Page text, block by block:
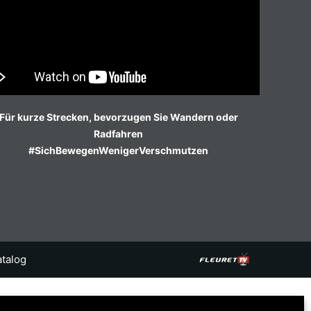
kurze Strecken, bevorzugen Sie Wandern oder
Radfahren
#SichBewegenWenigerVerschmutzen